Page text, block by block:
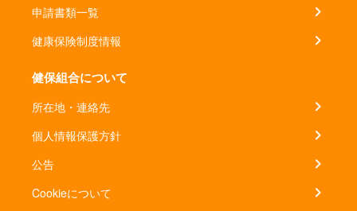
申請書類一覧
健康保険制度情報
健保組合について
所在地・連絡先
個人情報保護方針
公告
Cookieについて